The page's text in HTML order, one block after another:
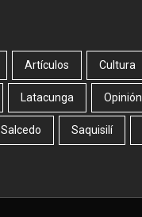
Artículos Cultura
Latacunga Opinión
Salcedo Saquisilí